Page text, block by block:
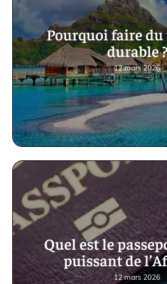
Pourquoi faire
durable ?
12 mars 2026
Quel est le
puissant de
12 mars 2026